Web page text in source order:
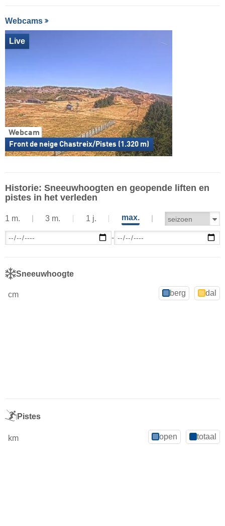
Webcams
Webcam
Front de neige Chastreix/Pistes (1.320 m)
Live
Historie: Sneeuwhoogten en geopende liften en
pistes in het verleden
1 m. 3 m. 1 j. max.
-
Sneeuwhoogte
cm berg dal
Pistes
km open totaal